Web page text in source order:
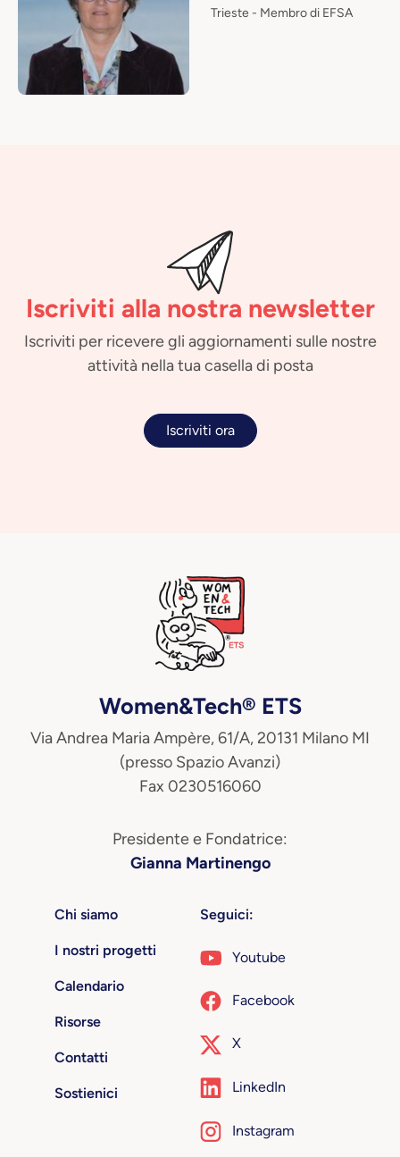
Trieste - Membro di EFSA
Iscriviti alla nostra newsletter
Iscriviti per ricevere gli aggiornamenti sulle nostre
attività nella tua casella di posta
Iscriviti ora
Women&Tech® ETS
Via Andrea Maria Ampère, 61/A, 20131 Milano MI
(presso Spazio Avanzi)
Fax 0230516060
Presidente e Fondatrice:
Gianna Martinengo
Chi siamo
I nostri progetti
Calendario
Risorse
Contatti
Sostienici
Seguici:
Youtube
Facebook
X
LinkedIn
Instagram